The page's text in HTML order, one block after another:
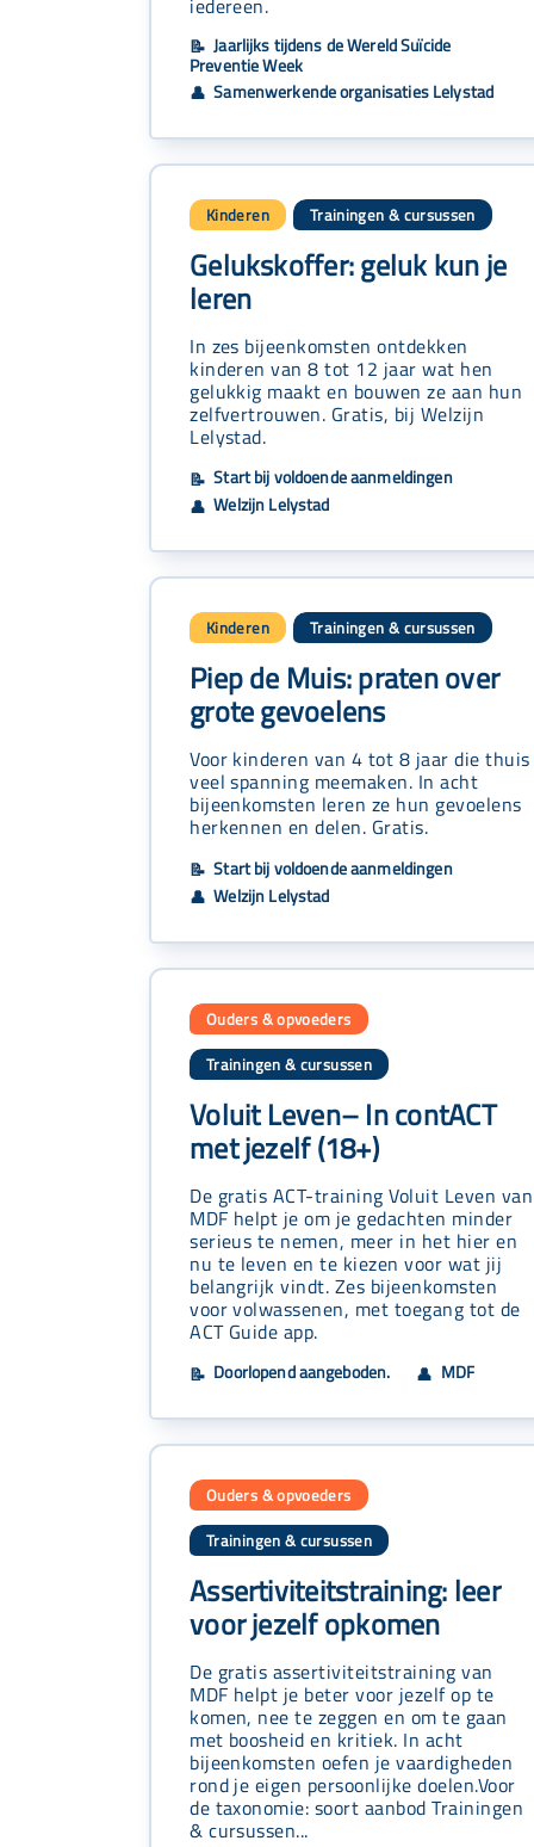
📝 Jaarlijks tijdens de Wereld Suïcide
Preventie Week
👤 Samenwerkende organisaties Lelystad
Kinderen Trainingen & cursussen
Gelukskoffer: geluk kun je
leren
In zes bijeenkomsten ontdekken
kinderen van 8 tot 12 jaar wat hen
gelukkig maakt en bouwen ze aan hun
zelfvertrouwen. Gratis, bij Welzijn
Lelystad.
📝 Start bij voldoende aanmeldingen
👤 Welzijn Lelystad
Kinderen Trainingen & cursussen
Piep de Muis: praten over
grote gevoelens
Voor kinderen van 4 tot 8 jaar die thuis
veel spanning meemaken. In acht
bijeenkomsten leren ze hun gevoelens
herkennen en delen. Gratis.
📝 Start bij voldoende aanmeldingen
👤 Welzijn Lelystad
Ouders & opvoeders
Trainingen & cursussen
Voluit Leven– In contACT
met jezelf (18+)
De gratis ACT-training Voluit Leven van
MDF helpt je om je gedachten minder
serieus te nemen, meer in het hier en
nu te leven en te kiezen voor wat jij
belangrijk vindt. Zes bijeenkomsten
voor volwassenen, met toegang tot de
ACT Guide app.
📝 Doorlopend aangeboden. 👤 MDF
Ouders & opvoeders
Trainingen & cursussen
Assertiviteitstraining: leer
voor jezelf opkomen
De gratis assertiviteitstraining van
MDF helpt je beter voor jezelf op te
komen, nee te zeggen en om te gaan
met boosheid en kritiek. In acht
bijeenkomsten oefen je vaardigheden
rond je eigen persoonlijke doelen.Voor
de taxonomie: soort aanbod Trainingen
& cursussen...